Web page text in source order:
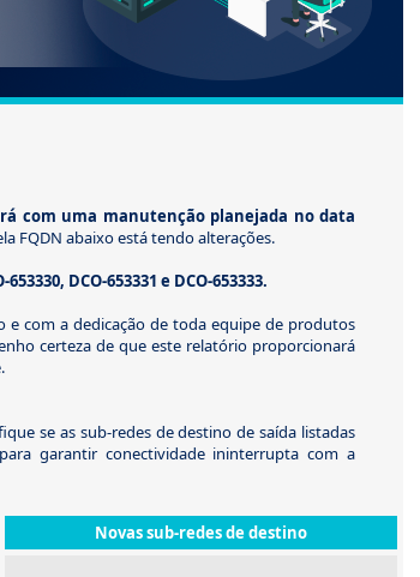
com uma manutenção planejada no data
FQDN abaixo está tendo alterações.
653330, DCO-653331 e DCO-653333.
com a dedicação de toda equipe de produtos
certeza de que este relatório proporcionará
se as sub-redes de destino de saída listadas
garantir conectividade ininterrupta com a
Novas sub-redes de destino